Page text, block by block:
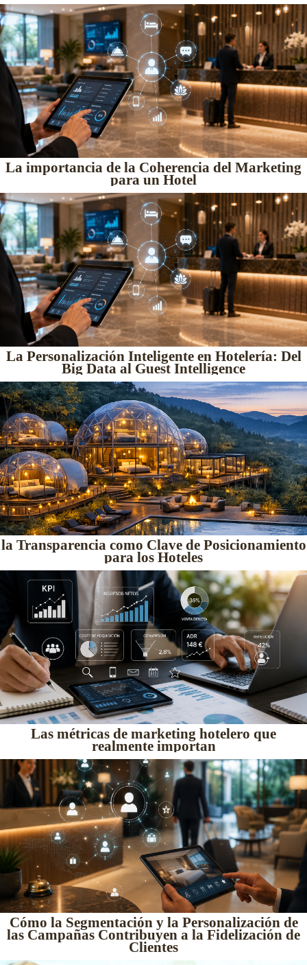
La importancia de la Coherencia del Marketing
para un Hotel
La Personalización Inteligente en Hotelería: Del
Big Data al Guest Intelligence
la Transparencia como Clave de Posicionamiento
para los Hoteles
Las métricas de marketing hotelero que
realmente importan
Cómo la Segmentación y la Personalización de
las Campañas Contribuyen a la Fidelización de
Clientes